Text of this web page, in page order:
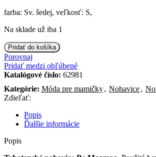
farba: Sv. šedej, veľkosť: S,
Na sklade už iba 1
množstvo
Tehotenské
nohavice
Be
Maamaa
-
KALI
šedé
Pridať do košíka
Porovnaj
Pridať medzi obľúbené
Katalógové číslo: 62981
Kategórie: Móda pre mamičky, Nohavice,
Zdieľať:
Popis
Ďalšie informácie
Popis